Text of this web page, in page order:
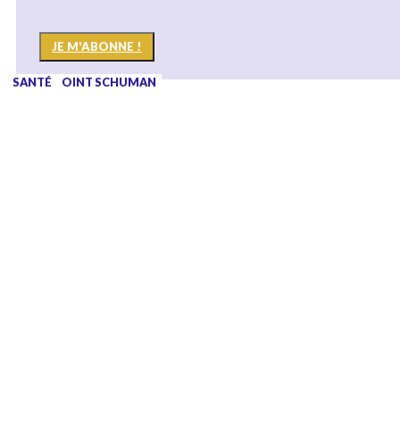
SOCIAL
TÊTE-À-TÊTE
ENQUÊTE
SOCIAL
SOCIAL
SANTÉ
SOCIAL
ROND-POINT SCHUMAN
SOCIAL
SOCIAL
SANTÉ
JE M'ABONNE !